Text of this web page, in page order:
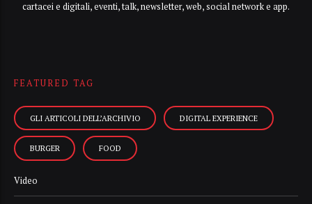
cartacei e digitali, eventi, talk, newsletter, web, social network e app.
FEATURED TAG
GLI ARTICOLI DELL’ARCHIVIO DIGITAL EXPERIENCE
BURGER FOOD
Video